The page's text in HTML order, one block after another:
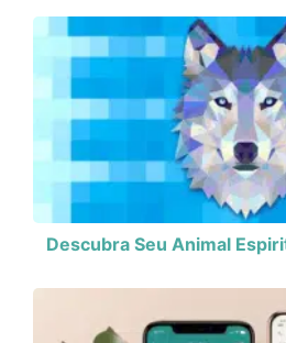
Descubra Seu Animal